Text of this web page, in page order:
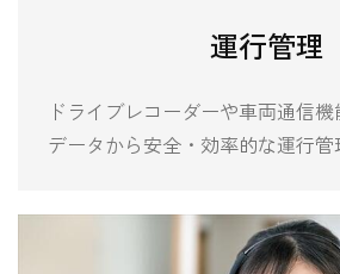
運行管理
ドライブレコーダーや車両通信
データから安全・効率的な運行管